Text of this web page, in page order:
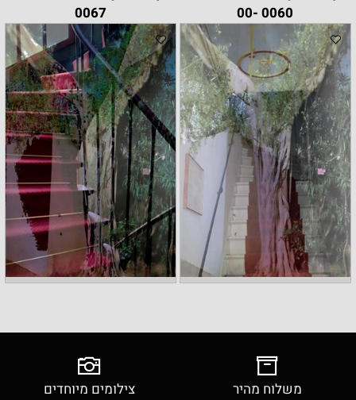
0060 -00
0067
משלוח מהיר צילומים מיוחדים